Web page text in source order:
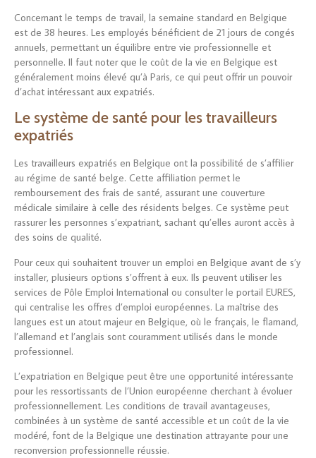
Concernant le temps de travail, la semaine standard en Belgique
est de 38 heures. Les employés bénéficient de 21 jours de congés
annuels, permettant un équilibre entre vie professionnelle et
personnelle. Il faut noter que le coût de la vie en Belgique est
généralement moins élevé qu’à Paris, ce qui peut offrir un pouvoir
d’achat intéressant aux expatriés.
Le système de santé pour les travailleurs
expatriés
Les travailleurs expatriés en Belgique ont la possibilité de s’affilier
au régime de santé belge. Cette affiliation permet le
remboursement des frais de santé, assurant une couverture
médicale similaire à celle des résidents belges. Ce système peut
rassurer les personnes s’expatriant, sachant qu’elles auront accès à
des soins de qualité.
Pour ceux qui souhaitent trouver un emploi en Belgique avant de s’y
installer, plusieurs options s’offrent à eux. Ils peuvent utiliser les
services de Pôle Emploi International ou consulter le portail EURES,
qui centralise les offres d’emploi européennes. La maîtrise des
langues est un atout majeur en Belgique, où le français, le flamand,
l’allemand et l’anglais sont couramment utilisés dans le monde
professionnel.
L’expatriation en Belgique peut être une opportunité intéressante
pour les ressortissants de l’Union européenne cherchant à évoluer
professionnellement. Les conditions de travail avantageuses,
combinées à un système de santé accessible et un coût de la vie
modéré, font de la Belgique une destination attrayante pour une
reconversion professionnelle réussie.